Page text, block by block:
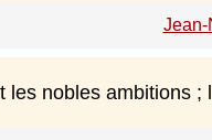
Jean-
les nobles ambitions ;